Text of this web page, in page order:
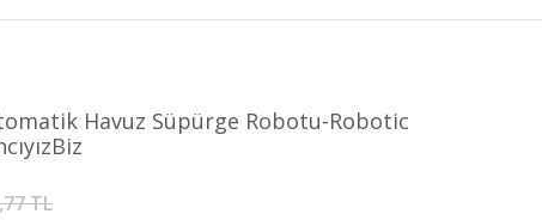
Havuz Süpürge Robotu-Robotic
TL